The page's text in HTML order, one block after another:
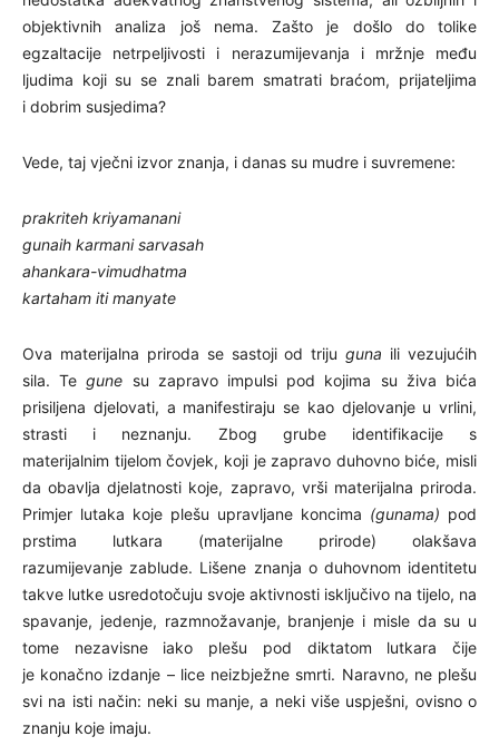
objektivnih analiza još nema. Zašto je došlo do tolike
egzaltacije netrpeljivosti i nerazumijevanja i mržnje među
ljudima koji su se znali barem smatrati braćom, prijateljima
i dobrim susjedima?
Vede, taj vječni izvor znanja, i danas su mudre i suvremene:
prakriteh kriyamanani
gunaih karmani sarvasah
ahankara-vimudhatma
kartaham iti manyate
Ova materijalna priroda se sastoji od trijuguna ili vezujućih
sila. Tegune su zapravo impulsi pod kojima su živa bića
prisiljena djelovati, a manifestiraju se kao djelovanje u vrlini,
strasti i neznanju. Zbog grube identifikacije s
materijalnim tijelom čovjek, koji je zapravo duhovno biće, misli
da obavlja djelatnosti koje, zapravo, vrši materijalna priroda.
Primjer lutaka koje plešu upravljane koncima (gunama) pod
prstima lutkara (materijalne prirode) olakšava
razumijevanje zablude. Lišene znanja o duhovnom identitetu
takve lutke usredotočuju svoje aktivnosti isključivo na tijelo, na
spavanje, jedenje, razmnožavanje, branjenje i misle da su u
tome nezavisne iako plešu pod diktatom lutkara čije
je konačno izdanje – lice neizbježne smrti. Naravno, ne plešu
svi na isti način: neki su manje, a neki više uspješni, ovisno o
znanju koje imaju.